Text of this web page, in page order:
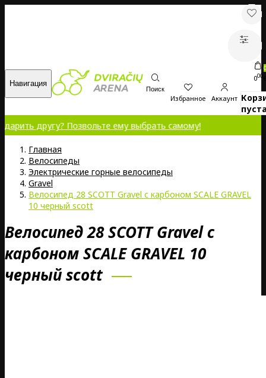
Навигация
Поиск
Избранное Аккаунт
0
000
Позвольте ему выбрать самому!
Главная
Велосипеды
Электрические горные велосипеды
Gravel
Велосипед 28 SCOTT Gravel с карбоном SCALE GRAVEL
10 черный scott
Велосипед 28 SCOTT Gravel с
карбоном SCALE GRAVEL 10
черный scott